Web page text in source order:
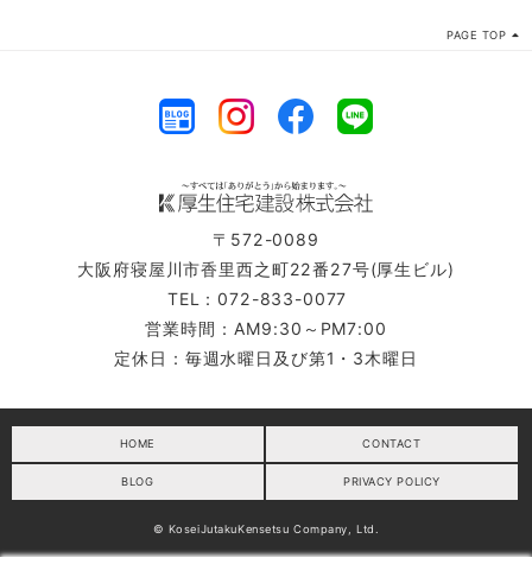
PAGE TOP
〒572-0089
大阪府寝屋川市香里西之町22番27号(厚生ビル)
TEL：072-833-0077
営業時間：AM9:30～PM7:00
定休日：毎週水曜日及び第1・3木曜日
HOME CONTACT
BLOG PRIVACY POLICY
© KoseiJutakuKensetsu Company, Ltd.